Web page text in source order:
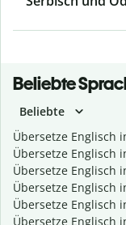
Beliebte
Beliebte
Übersetze Englisch
Übersetze Englisch
Übersetze Englisch
Übersetze Englisch
Übersetze Englisch
Übersetze Englisch